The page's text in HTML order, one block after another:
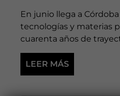
En junio llega a
tecnologías y materias
cuarenta años de
LEER MÁS